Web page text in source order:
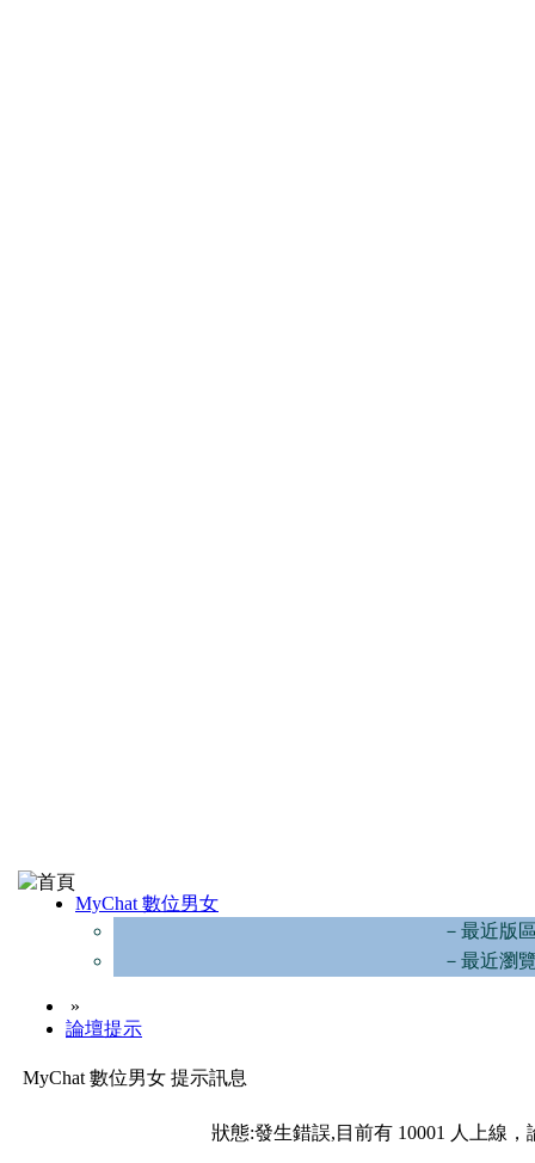
MyChat 數位男女
－最近版
－最近瀏
»
論壇提示
MyChat 數位男女 提示訊息
狀態:發生錯誤,目前有 10001 人上線